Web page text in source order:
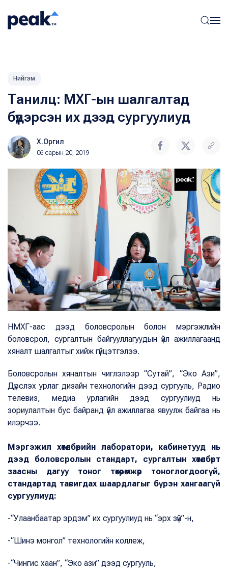
Нийгэм
Танилц: МХГ-ын шалгалтад
бүдэрсэн их дээд сургуулиуд
Х.Оргил
06 сарын 20, 2019
НМХГ-аас дээд боловсролын болон мэргэжлийн
боловсрол, сургалтын байгууллагуудын үйл ажиллагаанд
хяналт шалгалтыг хийж гүйцэтгэлээ.
Боловсролын хяналтын чиглэлээр “Сутай”, “Эко Ази”,
Дүрслэх урлаг дизайн технологийн дээд сургууль, Радио
телевиз, медиа урлагийн дээд сургуулиуд нь
зориулалтын бус байранд үйл ажиллагаа явуулж байгаа нь
илэрчээ.
Мэргэжил хөтөлбөрийн лаборатори, кабинетууд нь
дээд боловсролын стандарт, сургалтын хөтөлбөрт
заасны дагуу тоног төхөөрөмжөөр тоноглогдоогүй,
стандартад тавигдах шаардлагыг бүрэн хангаагүй
сургуулиуд:
-“Улаанбаатар эрдэм” их сургуулиуд нь “эрх зүй”-н,
-“Шинэ монгол” технологийн коллеж,
-“Чингис хаан”, “Эко ази” дээд сургууль,